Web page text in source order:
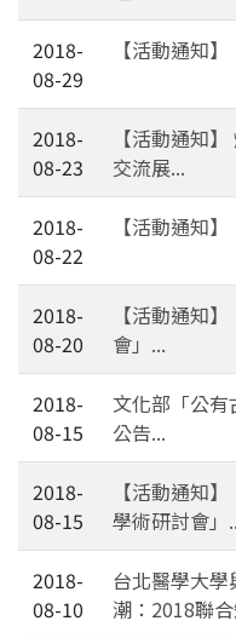
2018-
08-29
【活動通知
2018-
08-23
【活動通知
交流展...
2018-
08-22
【活動通知
2018-
08-20
【活動通知
會」...
2018-
08-15
文化部「公
公告...
2018-
08-15
【活動通知
學術研討會」
2018-
08-10
台北醫學大
潮：2018聯